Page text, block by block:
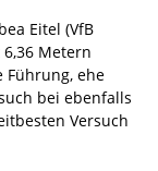
Eitel (VfB
Metern
Führung, ehe
bei ebenfalls
Versuch